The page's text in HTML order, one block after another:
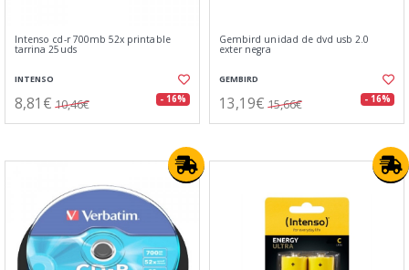
Intenso cd-r 700mb 52x printable
tarrina 25uds
INTENSO
8,81€ 10,46€ - 16%
Gembird unidad de dvd usb 2.0
exter negra
GEMBIRD
13,19€ 15,66€ - 16%